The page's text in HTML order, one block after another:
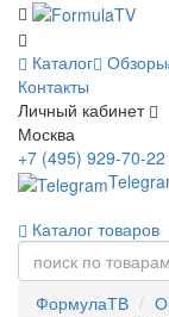
Каталог Обзоры
Контакты
Личный кабинет
Москва
+7 (495) 929-70-22
Каталог товаров
ФормулаТВ